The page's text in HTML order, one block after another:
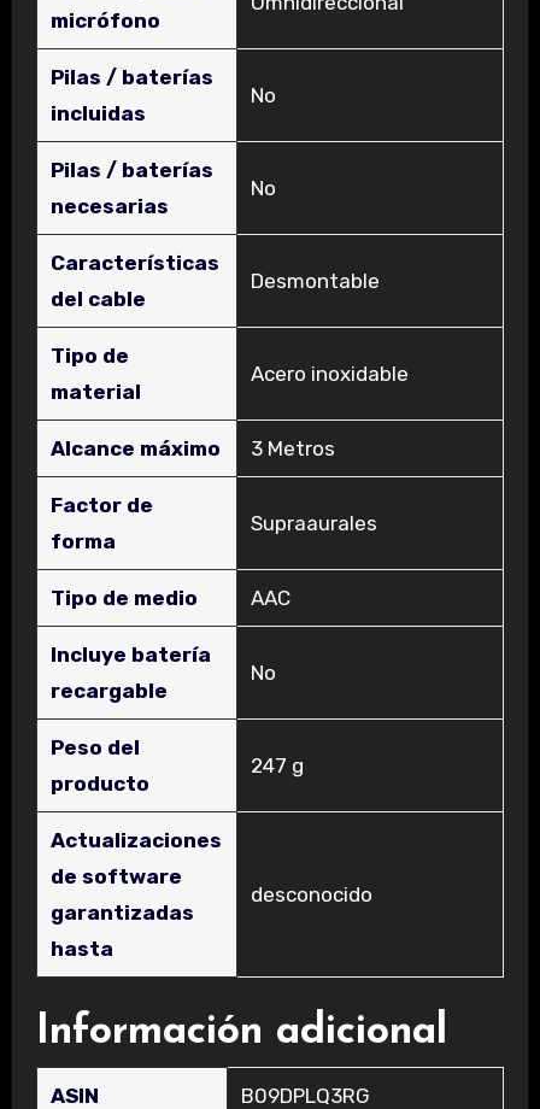
micrófono
Pilas / baterías
incluidas
‎No
Pilas / baterías
necesarias
‎No
Características
del cable
‎Desmontable
Tipo de
material
‎Acero inoxidable
Alcance máximo ‎3 Metros
Factor de
forma
‎Supraaurales
Tipo de medio ‎AAC
Incluye batería
recargable
‎No
Peso del
producto
‎247 g
Actualizaciones
de software
garantizadas
hasta
‎desconocido
Información adicional
ASIN B09DPLQ3RG